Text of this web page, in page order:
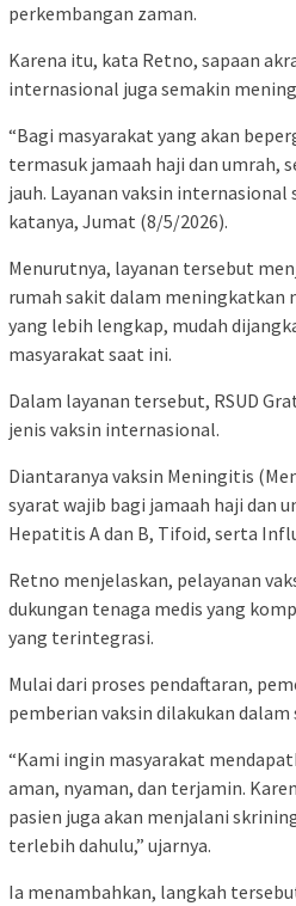
perkembangan zaman.
Karena itu, kata Retno, sapaan
internasional juga semakin
“Bagi masyarakat yang akan
termasuk jamaah haji dan umrah,
jauh. Layanan vaksin internasional
katanya, Jumat (8/5/2026).
Menurutnya, layanan tersebut
rumah sakit dalam meningkatkan
yang lebih lengkap, mudah
masyarakat saat ini.
Dalam layanan tersebut, RSUD
jenis vaksin internasional.
Diantaranya vaksin Meningitis
syarat wajib bagi jamaah haji dan
Hepatitis A dan B, Tifoid, serta
Retno menjelaskan, pelayanan
dukungan tenaga medis yang
yang terintegrasi.
Mulai dari proses pendaftaran,
pemberian vaksin dilakukan dalam
“Kami ingin masyarakat
aman, nyaman, dan terjamin.
pasien juga akan menjalani
terlebih dahulu,” ujarnya.
Ia menambahkan, langkah